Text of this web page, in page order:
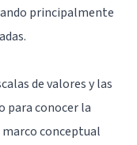
principalmente
de valores y las
para conocer la
conceptual